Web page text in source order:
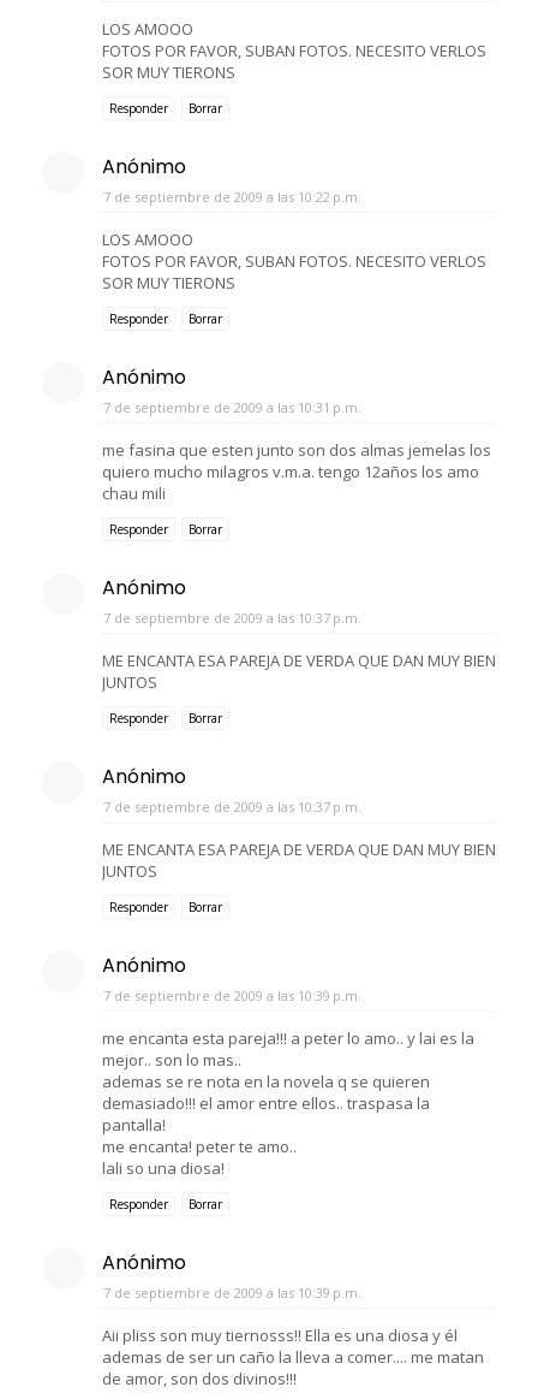
LOS AMOOO
FOTOS POR FAVOR, SUBAN FOTOS. NECESITO VERLOS
SOR MUY TIERONS
Responder Borrar
Anónimo
7 de septiembre de 2009 a las 10:22 p.m.
LOS AMOOO
FOTOS POR FAVOR, SUBAN FOTOS. NECESITO VERLOS
SOR MUY TIERONS
Responder Borrar
Anónimo
7 de septiembre de 2009 a las 10:31 p.m.
me fasina que esten junto son dos almas jemelas los
quiero mucho milagros v.m.a. tengo 12años los amo
chau mili
Responder Borrar
Anónimo
7 de septiembre de 2009 a las 10:37 p.m.
ME ENCANTA ESA PAREJA DE VERDA QUE DAN MUY BIEN
JUNTOS
Responder Borrar
Anónimo
7 de septiembre de 2009 a las 10:37 p.m.
ME ENCANTA ESA PAREJA DE VERDA QUE DAN MUY BIEN
JUNTOS
Responder Borrar
Anónimo
7 de septiembre de 2009 a las 10:39 p.m.
me encanta esta pareja!!! a peter lo amo.. y lai es la
mejor.. son lo mas..
ademas se re nota en la novela q se quieren
demasiado!!! el amor entre ellos.. traspasa la
pantalla!
me encanta! peter te amo..
lali so una diosa!
Responder Borrar
Anónimo
7 de septiembre de 2009 a las 10:39 p.m.
Aii pliss son muy tiernosss!! Ella es una diosa y él
ademas de ser un caño la lleva a comer.... me matan
de amor, son dos divinos!!!